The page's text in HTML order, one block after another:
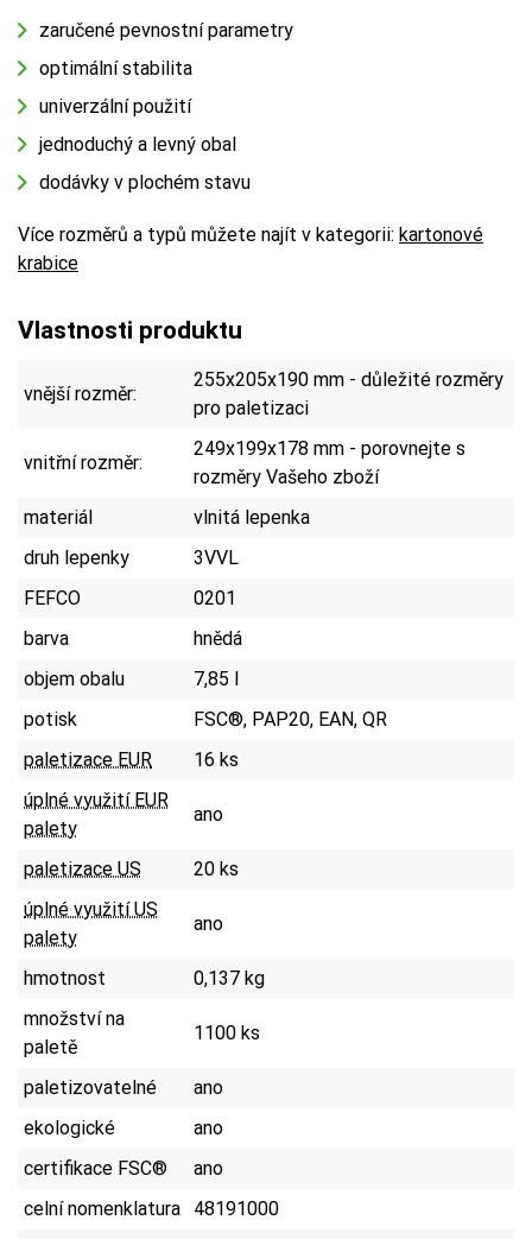
zaručené pevnostní parametry
optimální stabilita
univerzální použití
jednoduchý a levný obal
dodávky v plochém stavu
Více rozměrů a typů můžete najít v kategorii: kartonové
krabice
Vlastnosti produktu
vnější rozměr:
255x205x190 mm - důležité rozměry
pro paletizaci
vnitřní rozměr:
249x199x178 mm - porovnejte s
rozměry Vašeho zboží
materiál
vlnitá lepenka
druh lepenky
3VVL
FEFCO
0201
barva
hnědá
objem obalu
7,85 l
potisk
FSC®, PAP20, EAN, QR
paletizace EUR
16 ks
úplné využití EUR
palety
ano
paletizace US
20 ks
úplné využití US
palety
ano
hmotnost
0,137 kg
množství na
paletě
1100 ks
paletizovatelné
ano
ekologické
ano
certifikace FSC®
ano
celní nomenklatura
48191000